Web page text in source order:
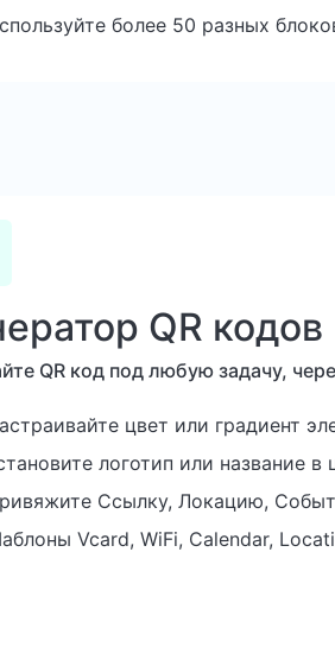
более 50 разных
QR кодов
QR код под любую задачу,
цвет или градиент
логотип или название в
Ссылку, Локацию,
Vcard, WiFi, Calendar,